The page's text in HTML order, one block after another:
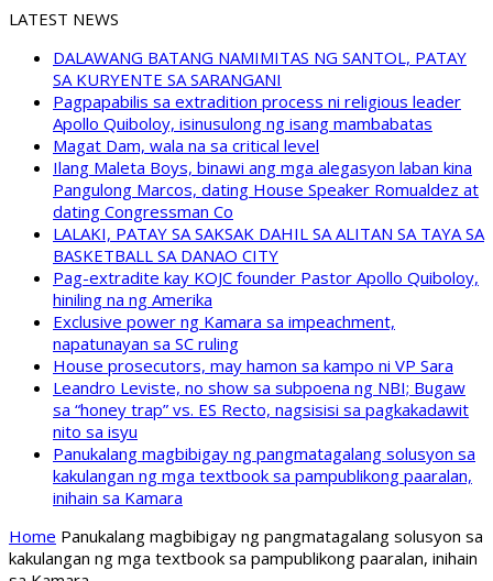
LATEST NEWS
DALAWANG BATANG NAMIMITAS NG SANTOL, PATAY
SA KURYENTE SA SARANGANI
Pagpapabilis sa extradition process ni religious leader
Apollo Quiboloy, isinusulong ng isang mambabatas
Magat Dam, wala na sa critical level
Ilang Maleta Boys, binawi ang mga alegasyon laban kina
Pangulong Marcos, dating House Speaker Romualdez at
dating Congressman Co
LALAKI, PATAY SA SAKSAK DAHIL SA ALITAN SA TAYA SA
BASKETBALL SA DANAO CITY
Pag-extradite kay KOJC founder Pastor Apollo Quiboloy,
hiniling na ng Amerika
Exclusive power ng Kamara sa impeachment,
napatunayan sa SC ruling
House prosecutors, may hamon sa kampo ni VP Sara
Leandro Leviste, no show sa subpoena ng NBI; Bugaw
sa “honey trap” vs. ES Recto, nagsisisi sa pagkakadawit
nito sa isyu
Panukalang magbibigay ng pangmatagalang solusyon sa
kakulangan ng mga textbook sa pampublikong paaralan,
inihain sa Kamara
Home Panukalang magbibigay ng pangmatagalang solusyon sa
kakulangan ng mga textbook sa pampublikong paaralan, inihain